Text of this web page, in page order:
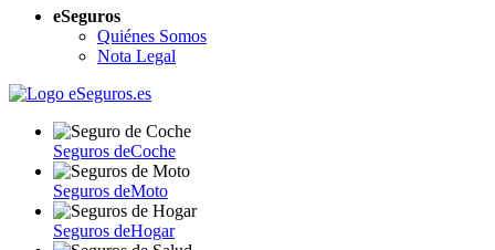
eSeguros
Quiénes Somos
Nota Legal
Seguros deCoche
Seguros deMoto
Seguros deHogar